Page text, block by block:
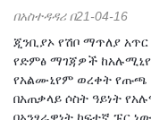
በአስተዳዳሪ በ21-04-16
ጂንቢያኦ የሽቦ ማጥለያ
የድምፅ ማገጃዎች
የአልሙኒየም ወረቀት የጡጫ
በአጠቃላይ ሶስት ዓይነት
በአንፃራዊነት ከፍተኛ ፑር